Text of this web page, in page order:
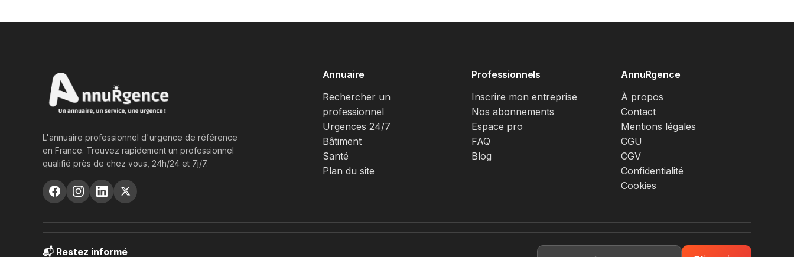
L'annuaire professionnel d'urgence de référence
en France. Trouvez rapidement un professionnel
qualifié près de chez vous, 24h/24 et 7j/7.
Annuaire
Rechercher un
professionnel
Urgences 24/7
Bâtiment
Santé
Plan du site
Professionnels
Inscrire mon entreprise
Nos abonnements
Espace pro
FAQ
Blog
AnnuRgence
À propos
Contact
Mentions légales
CGU
CGV
Confidentialité
Cookies
📬 Restez informé